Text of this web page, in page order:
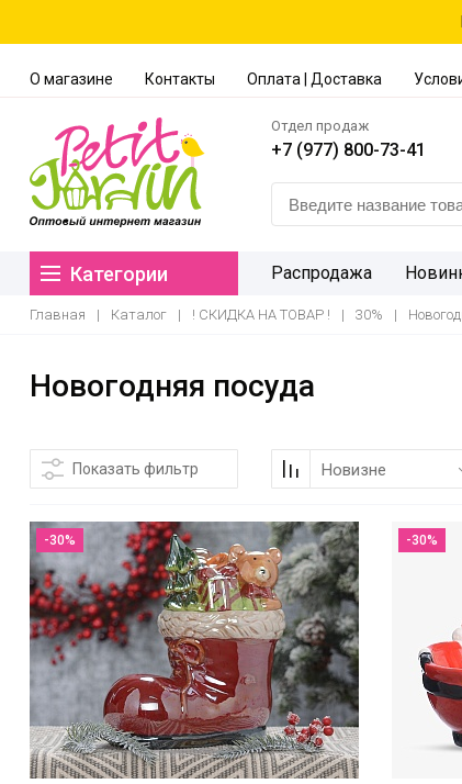
О магазине Контакты Оплата | Доставка
Отдел продаж
+7 (977) 800-73-41
Категории Распродажа
Главная | Каталог | ! СКИДКА НА ТОВАР ! | 30% |
Новогодняя посуда
Показать фильтр Новизне
-30% -30%